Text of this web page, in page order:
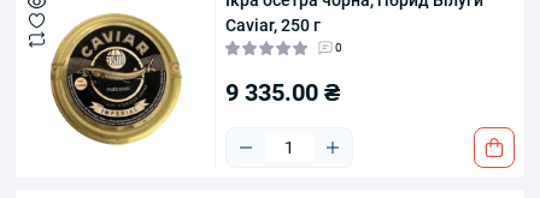
Caviar, 250 г
0
9 335.00 ₴